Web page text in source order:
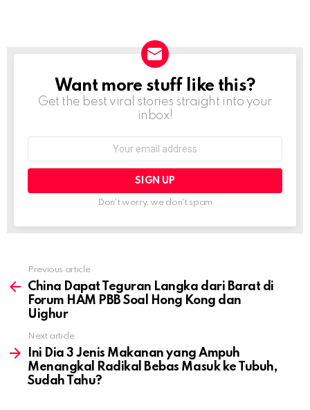
NEWSLETTER
Want more stuff like this?
Get the best viral stories straight into your
inbox!
Don't worry, we don't spam
more
Previous article
China Dapat Teguran Langka dari Barat di
Forum HAM PBB Soal Hong Kong dan
Uighur
Next article
Ini Dia 3 Jenis Makanan yang Ampuh
Menangkal Radikal Bebas Masuk ke Tubuh,
Sudah Tahu?